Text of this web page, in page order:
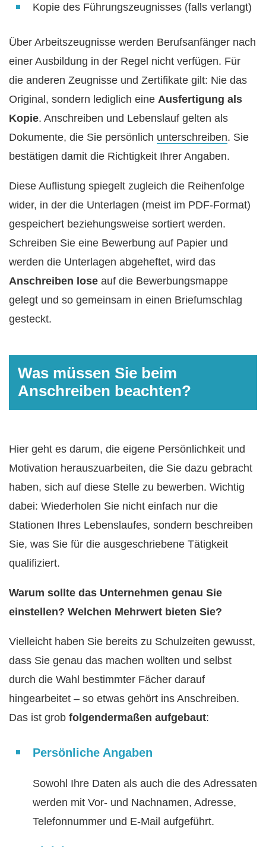
Kopie des Führungszeugnisses (falls verlangt)
Über Arbeitszeugnisse werden Berufsanfänger nach
einer Ausbildung in der Regel nicht verfügen. Für
die anderen Zeugnisse und Zertifikate gilt: Nie das
Original, sondern lediglich eine Ausfertigung als
Kopie. Anschreiben und Lebenslauf gelten als
Dokumente, die Sie persönlich unterschreiben. Sie
bestätigen damit die Richtigkeit Ihrer Angaben.
Diese Auflistung spiegelt zugleich die Reihenfolge
wider, in der die Unterlagen (meist im PDF-Format)
gespeichert beziehungsweise sortiert werden.
Schreiben Sie eine Bewerbung auf Papier und
werden die Unterlagen abgeheftet, wird das
Anschreiben lose auf die Bewerbungsmappe
gelegt und so gemeinsam in einen Briefumschlag
gesteckt.
Was müssen Sie beim
Anschreiben beachten?
Hier geht es darum, die eigene Persönlichkeit und
Motivation herauszuarbeiten, die Sie dazu gebracht
haben, sich auf diese Stelle zu bewerben. Wichtig
dabei: Wiederholen Sie nicht einfach nur die
Stationen Ihres Lebenslaufes, sondern beschreiben
Sie, was Sie für die ausgeschriebene Tätigkeit
qualifiziert.
Warum sollte das Unternehmen genau Sie
einstellen? Welchen Mehrwert bieten Sie?
Vielleicht haben Sie bereits zu Schulzeiten gewusst,
dass Sie genau das machen wollten und selbst
durch die Wahl bestimmter Fächer darauf
hingearbeitet – so etwas gehört ins Anschreiben.
Das ist grob folgendermaßen aufgebaut:
Persönliche Angaben
Sowohl Ihre Daten als auch die des Adressaten
werden mit Vor- und Nachnamen, Adresse,
Telefonnummer und E-Mail aufgeführt.